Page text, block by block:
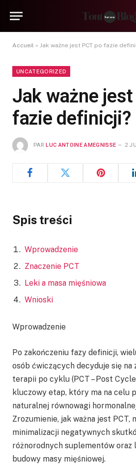
Accueil » Jak ważne jest PCT po fazie
UNCATEGORIZED
Jak ważne jest
fazie definicji?
PAR LUC ANTOINE AMEGNISSE 2
Spis treści
Wprowadzenie
Znaczenie PCT
Leki a masa mięśniowa
Wnioski
Wprowadzenie
Po zakończeniu fazy definicji,
osób ćwiczących decyduje się na
terapii po cyklu (PCT – Post
kluczowy etap, który ma na celu
naturalnej równowagi
Zrozumienie, jak ważna jest PCT,
minimalizacji negatywnych
różnorodnych suplementów oraz
budowy masy mięśniowej.